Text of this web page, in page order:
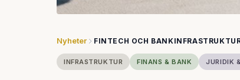
Nyheter FINTECH OCH
INFRASTRUKTUR FINANS & BANK JURIDIK